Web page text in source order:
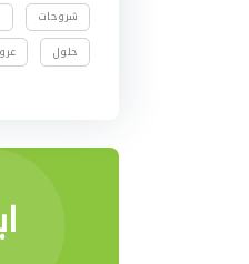
شروحات
حلول